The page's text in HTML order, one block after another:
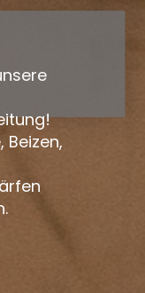
Beizen,